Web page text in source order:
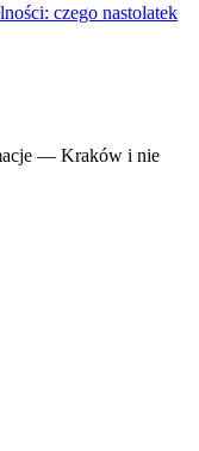
czego nastolatek
— Kraków i nie